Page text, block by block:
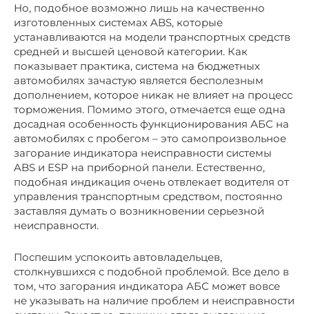
Но, подобное возможно лишь на качественно
изготовленных системах ABS, которые
устанавливаются на модели транспортных средств
средней и высшей ценовой категории. Как
показывает практика, система на бюджетных
автомобилях зачастую является бесполезным
дополнением, которое никак не влияет на процесс
торможения. Помимо этого, отмечается еще одна
досадная особенность функционирования АБС на
автомобилях с пробегом – это самопроизвольное
загорание индикатора неисправности системы
ABS и ESP на приборной панели. Естественно,
подобная индикация очень отвлекает водителя от
управления транспортным средством, постоянно
заставляя думать о возникновении серьезной
неисправности.
Поспешим успокоить автовладельцев,
столкнувшихся с подобной проблемой. Все дело в
том, что загорания индикатора АБС может вовсе
не указывать на наличие проблем и неисправности